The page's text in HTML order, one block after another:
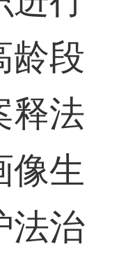
龄段
释法
像生
法治